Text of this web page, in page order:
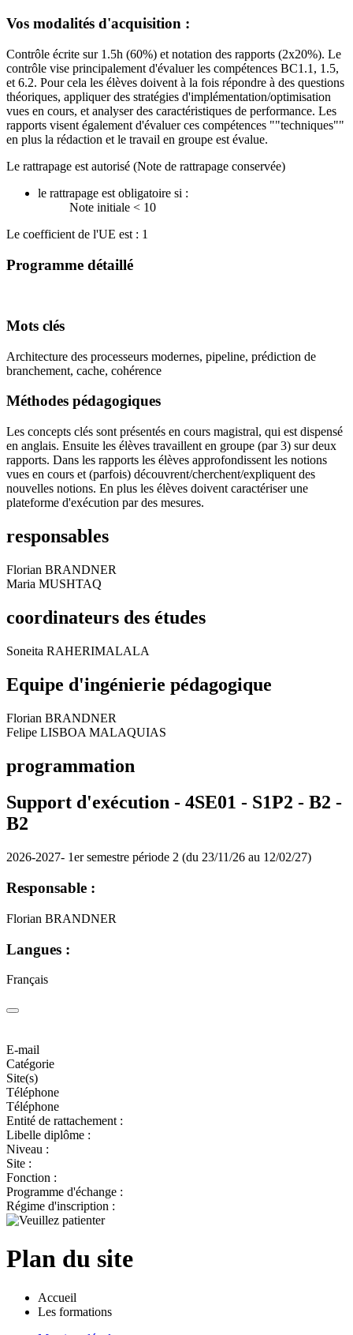
Vos modalités d'acquisition :
Contrôle écrite sur 1.5h (60%) et notation des rapports (2x20%). Le
contrôle vise principalement d'évaluer les compétences BC1.1, 1.5,
et 6.2. Pour cela les élèves doivent à la fois répondre à des questions
théoriques, appliquer des stratégies d'implémentation/optimisation
vues en cours, et analyser des caractéristiques de performance. Les
rapports visent également d'évaluer ces compétences ""techniques""
en plus la rédaction et le travail en groupe est évalue.
Le rattrapage est autorisé (Note de rattrapage conservée)
le rattrapage est obligatoire si :
Note initiale < 10
Le coefficient de l'UE est : 1
Programme détaillé
Mots clés
Architecture des processeurs modernes, pipeline, prédiction de
branchement, cache, cohérence
Méthodes pédagogiques
Les concepts clés sont présentés en cours magistral, qui est dispensé
en anglais. Ensuite les élèves travaillent en groupe (par 3) sur deux
rapports. Dans les rapports les élèves approfondissent les notions
vues en cours et (parfois) découvrent/cherchent/expliquent des
nouvelles notions. En plus les élèves doivent caractériser une
plateforme d'exécution par des mesures.
responsables
Florian BRANDNER
Maria MUSHTAQ
coordinateurs des études
Soneita RAHERIMALALA
Equipe d'ingénierie pédagogique
Florian BRANDNER
Felipe LISBOA MALAQUIAS
programmation
Support d'exécution - 4SE01 - S1P2 - B2 -
B2
2026-2027- 1er semestre période 2 (du 23/11/26 au 12/02/27)
Responsable :
Florian BRANDNER
Langues :
Français
E-mail
Catégorie
Site(s)
Téléphone
Téléphone
Entité de rattachement :
Libelle diplôme :
Niveau :
Site :
Fonction :
Programme d'échange :
Régime d'inscription :
Plan du site
Accueil
Les formations